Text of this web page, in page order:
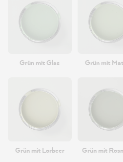
Grün mit Glas Grün mit
Grün mit Lorbeer Grün mit